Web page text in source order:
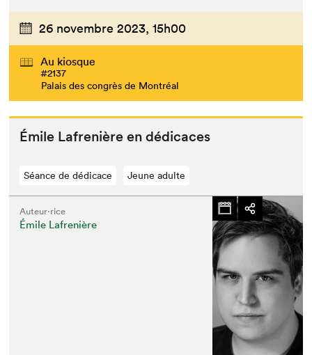
26 novembre 2023, 15h00
Au kiosque
#2137
Palais des congrès de Montréal
Émile Lafrenière en dédicaces
Séance de dédicace Jeune adulte
Auteur·rice
Émile Lafrenière